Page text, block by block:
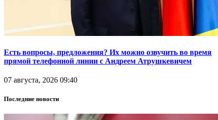
Есть вопросы, предложения? Их можно озвучить во время
прямой телефонной линии с Андреем Атрушкевичем
07 августа, 2026 09:40
Последние новости